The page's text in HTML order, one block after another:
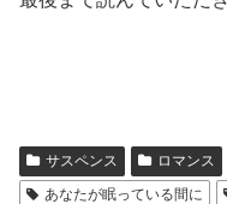
サスペンス ロマンス
あなたが眠っている間に